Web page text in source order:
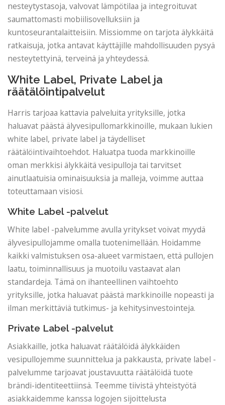
nesteytystasoja, valvovat lämpötilaa ja integroituvat
saumattomasti mobiilisovelluksiin ja
kuntoseurantalaitteisiin. Missiomme on tarjota älykkäitä
ratkaisuja, jotka antavat käyttäjille mahdollisuuden pysyä
nesteytettyinä, terveinä ja yhteydessä.
White Label, Private Label ja
räätälöintipalvelut
Harris tarjoaa kattavia palveluita yrityksille, jotka
haluavat päästä älyvesipullomarkkinoille, mukaan lukien
white label, private label ja täydelliset
räätälöintivaihtoehdot. Haluatpa tuoda markkinoille
oman merkkisi älykkäitä vesipulloja tai tarvitset
ainutlaatuisia ominaisuuksia ja malleja, voimme auttaa
toteuttamaan visiosi.
White Label -palvelut
White label -palvelumme avulla yritykset voivat myydä
älyvesipullojamme omalla tuotenimellään. Hoidamme
kaikki valmistuksen osa-alueet varmistaen, että pullojen
laatu, toiminnallisuus ja muotoilu vastaavat alan
standardeja. Tämä on ihanteellinen vaihtoehto
yrityksille, jotka haluavat päästä markkinoille nopeasti ja
ilman merkittäviä tutkimus- ja kehitysinvestointeja.
Private Label -palvelut
Asiakkaille, jotka haluavat räätälöidä älykkäiden
vesipullojemme suunnittelua ja pakkausta, private label -
palvelumme tarjoavat joustavuutta räätälöidä tuote
brändi-identiteettiinsä. Teemme tiivistä yhteistyötä
asiakkaidemme kanssa logojen sijoittelusta